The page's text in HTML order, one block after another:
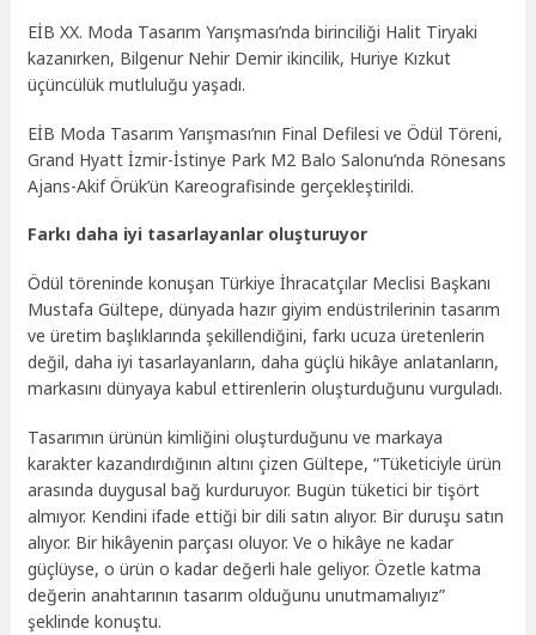
EİB XX. Moda Tasarım Yarışması’nda birinciliği Halit Tiryaki
kazanırken, Bilgenur Nehir Demir ikincilik, Huriye Kızkut
üçüncülük mutluluğu yaşadı.
EİB Moda Tasarım Yarışması’nın Final Defilesi ve Ödül Töreni,
Grand Hyatt İzmir-İstinye Park M2 Balo Salonu’nda Rönesans
Ajans-Akif Örük’ün Kareografisinde gerçekleştirildi.
Farkı daha iyi tasarlayanlar oluşturuyor
Ödül töreninde konuşan Türkiye İhracatçılar Meclisi Başkanı
Mustafa Gültepe, dünyada hazır giyim endüstrilerinin tasarım
ve üretim başlıklarında şekillendiğini, farkı ucuza üretenlerin
değil, daha iyi tasarlayanların, daha güçlü hikâye anlatanların,
markasını dünyaya kabul ettirenlerin oluşturduğunu vurguladı.
Tasarımın ürünün kimliğini oluşturduğunu ve markaya
karakter kazandırdığının altını çizen Gültepe, “Tüketiciyle ürün
arasında duygusal bağ kurduruyor. Bugün tüketici bir tişört
almıyor. Kendini ifade ettiği bir dili satın alıyor. Bir duruşu satın
alıyor. Bir hikâyenin parçası oluyor. Ve o hikâye ne kadar
güçlüyse, o ürün o kadar değerli hale geliyor. Özetle katma
değerin anahtarının tasarım olduğunu unutmamalıyız”
şeklinde konuştu.